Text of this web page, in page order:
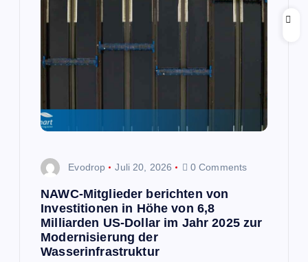
Evodrop Juli 20, 2026 0 Comments
NAWC-Mitglieder berichten von
Investitionen in Höhe von 6,8
Milliarden US-Dollar im Jahr 2025 zur
Modernisierung der
Wasserinfrastruktur